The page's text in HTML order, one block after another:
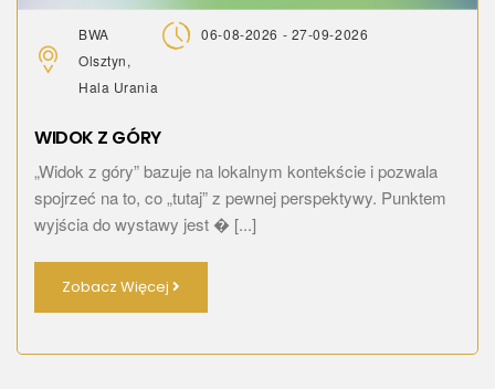
BWA
Olsztyn,
Hala Urania
06-08-2026 - 27-09-2026
WIDOK Z GÓRY
„Widok z góry” bazuje na lokalnym kontekście i pozwala
spojrzeć na to, co „tutaj” z pewnej perspektywy. Punktem
wyjścia do wystawy jest � [...]
Zobacz Więcej